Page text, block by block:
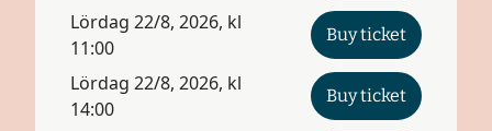
Lördag 22/8, 2026, kl
11:00
Buy ticket
Lördag 22/8, 2026, kl
14:00
Buy ticket